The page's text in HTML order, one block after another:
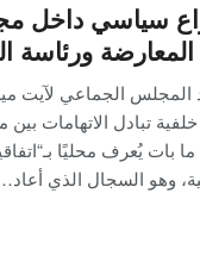
سياسي داخل
المعارضة ورئاسة
المجلس الجماعي لآيت
تبادل الاتهامات
بات يُعرف محليًا
وهو السجال الذي